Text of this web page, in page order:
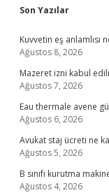
Sidebar
Son Yazılar
Kuvvetin eş anlamlısı
Ağustos 8, 2026
Mazeret izni kabul
Ağustos 7, 2026
Eau thermale avene
Ağustos 6, 2026
Avukat staj ücreti ne
Ağustos 5, 2026
B sınıfı kurutma
Ağustos 4, 2026